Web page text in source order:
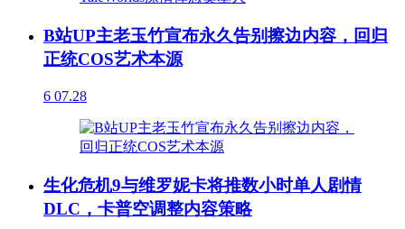
B站UP主老玉竹宣布永久告别擦边内容，回归
正统COS艺术本源
6 07.28
生化危机9与维罗妮卡将推数小时单人剧情
DLC，卡普空调整内容策略